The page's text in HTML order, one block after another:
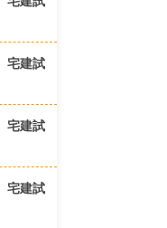
宅建試
宅建試
宅建試